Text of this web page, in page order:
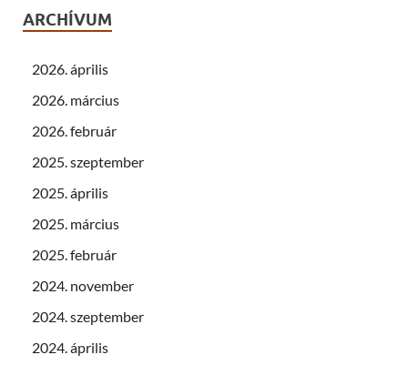
ARCHÍVUM
2026. április
2026. március
2026. február
2025. szeptember
2025. április
2025. március
2025. február
2024. november
2024. szeptember
2024. április